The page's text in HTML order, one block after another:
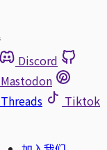
Discord
Mastodon
Threads
Tiktok